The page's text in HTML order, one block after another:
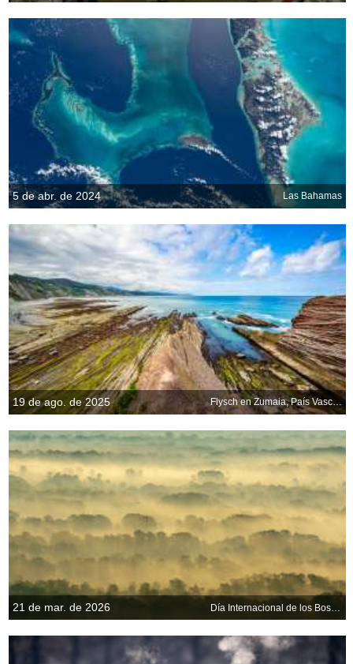
5 de abr. de 2024 Las Bahamas
19 de ago. de 2025 Flysch en Zumaia, País Vasco, España
21 de mar. de 2026 Día Internacional de los Bosques